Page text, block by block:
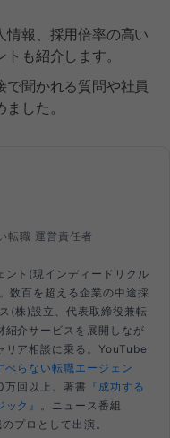
情報、採用倍率の高い
も紹介します。
で聞かれる質問や社員
した。
転職 運営責任者
ント(現インディードリクル
数百を超える企業の中途採
(株)設立、代表取締役兼転
紹介サービスを展開しなが
リア相談に乗る。YouTube
べらない転職エージェン
回以上。著書 『成功する
ック』
。ニュース番組
プロとして出演。